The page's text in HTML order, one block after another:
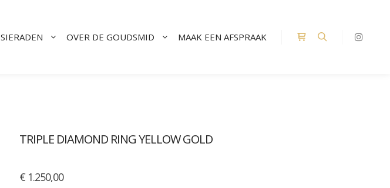
SIERADEN OVER DE GOUDSMID MAAK EEN AFSPRAAK
TRIPLE DIAMOND RING YELLOW GOLD
€ 1.250,00